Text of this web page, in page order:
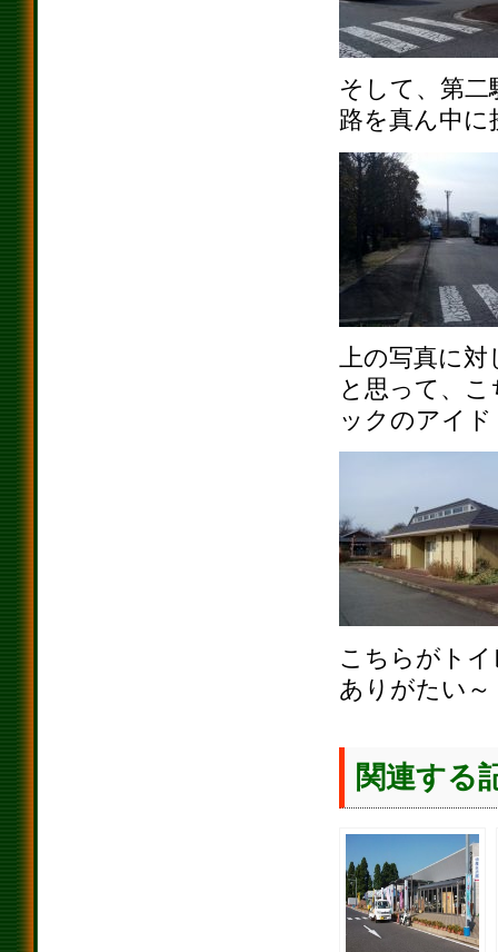
そして、第二
路を真ん中
上の写真に対
と思って、
ックのアイ
こちらがト
ありがたい～
関連する